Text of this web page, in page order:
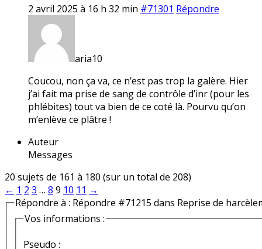
2 avril 2025 à 16 h 32 min #71301 Répondre
aria10
Coucou, non ça va, ce n’est pas trop la galère. Hier
j’ai fait ma prise de sang de contrôle d’inr (pour les
phlébites) tout va bien de ce coté là. Pourvu qu’on
m’enlève ce plâtre !
Auteur
Messages
20 sujets de 161 à 180 (sur un total de 208)
← 1 2 3 … 8 9 10 11 →
Répondre à : Répondre #71215 dans Reprise de
Vos informations :
Pseudo :